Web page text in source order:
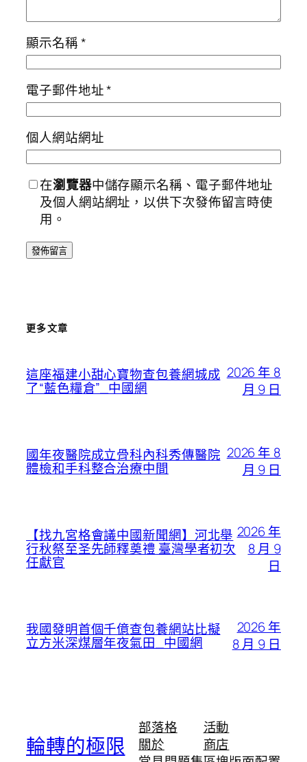
顯示名稱*
電子郵件地址*
個人網站網址
在瀏覽器中儲存顯示名稱、電子郵件地址
及個人網站網址，以供下次發佈留言時使
用。
更多文章
這座福建小甜心寶物查包養網城成
了“藍色糧倉”_中國網
2026 年 8
月 9 日
國年夜醫院成立骨科內科秀傳醫院
體檢和手科整合治療中間
2026 年 8
月 9 日
【找九宮格會議中國新聞網】河北舉
行秋祭至圣先師釋奠禮 臺灣學者初次
任獻官
2026 年
8 月 9
日
我國發明首個千億查包養網站比擬
立方米深煤層年夜氣田_中國網
2026 年
8 月 9 日
輪轉的極限
部落格
關於
活動
商店